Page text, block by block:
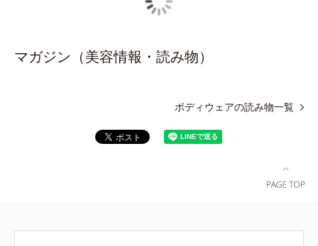
マガジン（美容情報・読み物）
ボディウェアの読み物一覧